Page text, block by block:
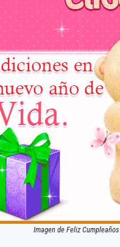
Imagen de Feliz